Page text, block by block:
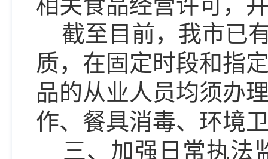
截至目前，我市已
质，在固定时段和指
品的从业人员均须办
作、餐具消毒、环境
三、加强日常执法